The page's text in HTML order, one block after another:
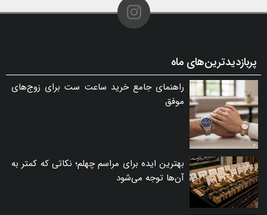
پربازدیدترین‌های ماه
راهنمای جامع خرید ساعت ست برای زوج‌های
موفق
بهترین ایده برای مراسم چهلم؛ نکاتی که کمتر به
آن‌ها توجه می‌شود